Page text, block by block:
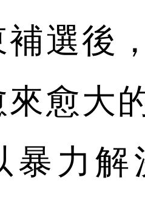
補選後
來愈大
暴力解